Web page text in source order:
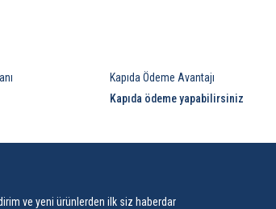
Kapıda Ödeme Avantajı
Kapıda ödeme yapabilirsiniz
ve yeni ürünlerden ilk siz haberdar